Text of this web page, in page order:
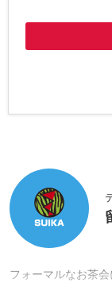
フォーマルなお茶